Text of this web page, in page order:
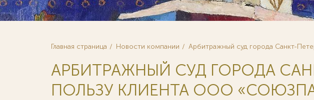
Главная страница Новости компании Арбитражный суд города Санкт-
АРБИТРАЖНЫЙ СУД ГОРОДА
ПОЛЬЗУ КЛИЕНТА ООО